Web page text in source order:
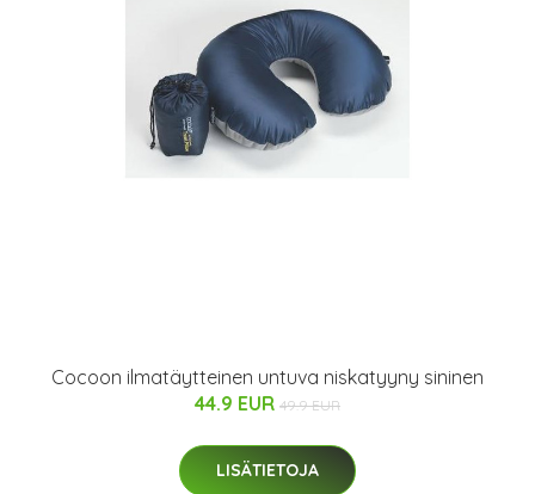
Cocoon ilmatäytteinen untuva niskatyyny sininen
44.9 EUR 49.9 EUR
LISÄTIETOJA